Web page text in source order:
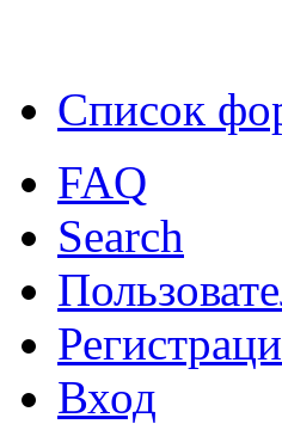
Список
FAQ
Search
Вход